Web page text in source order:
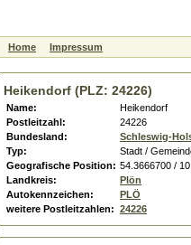
Home Impressum
Heikendorf (PLZ: 24226)
Name:
Heikendorf
Postleitzahl:
24226
Bundesland:
Schleswig-
Typ:
Stadt /
Geografische Position: 54.3666700 /
Landkreis:
Plön
Autokennzeichen:
PLÖ
weitere Postleitzahlen: 24226